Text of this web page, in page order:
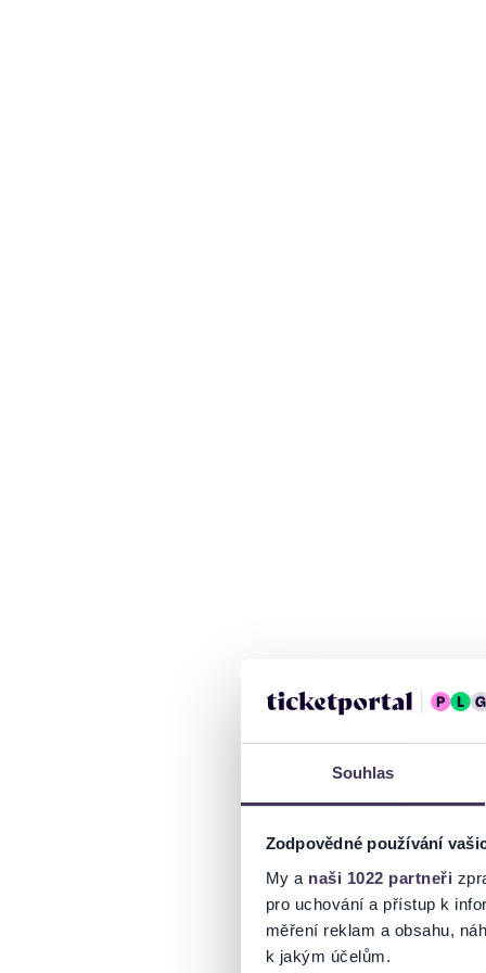
Souhlas
Zodpovědné používání
My a naši 1022 partneři
pro uchování a přístup k
měření reklam a obsahu,
k jakým účelům.